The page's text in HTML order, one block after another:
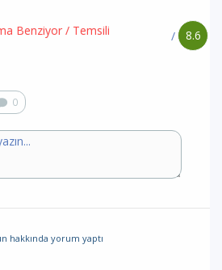
8.6
/
Benziyor / Temsili
0
hakkında yorum yaptı